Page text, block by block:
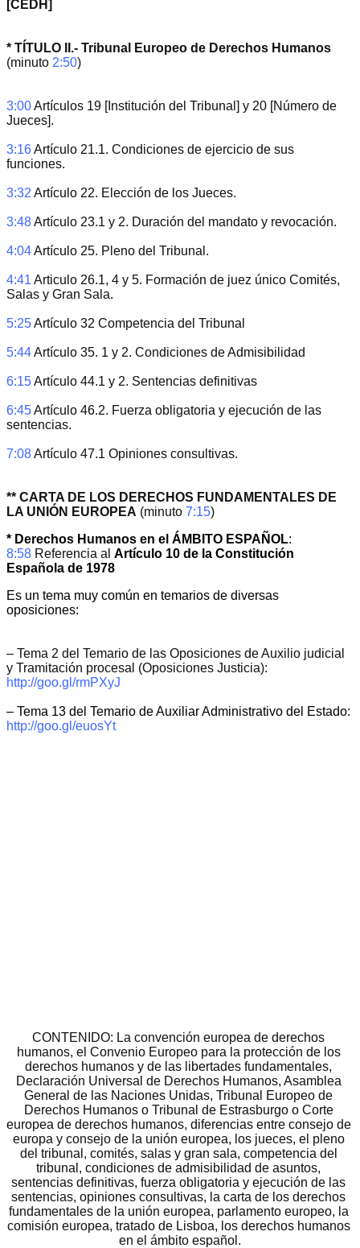
[CEDH]
(minuto 2:50)
3:00 Artículos 19 [Institución del Tribunal] y 20 [Número de
Jueces].
3:16 Artículo 21.1. Condiciones de ejercicio de sus
funciones.
3:32 Artículo 22. Elección de los Jueces.
3:48 Artículo 23.1 y 2. Duración del mandato y revocación.
4:04 Artículo 25. Pleno del Tribunal.
4:41 Articulo 26.1, 4 y 5. Formación de juez único Comités,
Salas y Gran Sala.
5:25 Artículo 32 Competencia del Tribunal
5:44 Artículo 35. 1 y 2. Condiciones de Admisibilidad
6:15 Artículo 44.1 y 2. Sentencias definitivas
6:45 Artículo 46.2. Fuerza obligatoria y ejecución de las
sentencias.
7:08 Artículo 47.1 Opiniones consultivas.
** CARTA DE LOS DERECHOS FUNDAMENTALES DE
LA UNIÓN EUROPEA (minuto 7:15)
* Derechos Humanos en el ÁMBITO ESPAÑOL:
8:58 Referencia al Artículo 10 de la Constitución
Española de 1978
Es un tema muy común en temarios de diversas
oposiciones:
– Tema 2 del Temario de las Oposiciones de Auxilio judicial
y Tramitación procesal (Oposiciones Justicia):
http://goo.gl/rmPXyJ
– Tema 13 del Temario de Auxiliar Administrativo del Estado:
http://goo.gl/euosYt
CONTENIDO: La convención europea de derechos
humanos, el Convenio Europeo para la protección de los
derechos humanos y de las libertades fundamentales,
Declaración Universal de Derechos Humanos, Asamblea
General de las Naciones Unidas, Tribunal Europeo de
Derechos Humanos o Tribunal de Estrasburgo o Corte
europea de derechos humanos, diferencias entre consejo de
europa y consejo de la unión europea, los jueces, el pleno
del tribunal, comités, salas y gran sala, competencia del
tribunal, condiciones de admisibilidad de asuntos,
sentencias definitivas, fuerza obligatoria y ejecución de las
sentencias, opiniones consultivas, la carta de los derechos
fundamentales de la unión europea, parlamento europeo, la
comisión europea, tratado de Lisboa, los derechos humanos
en el ámbito español.